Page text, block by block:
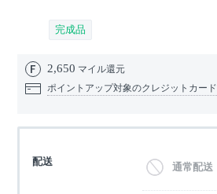
完成品
2,650 マイル還元
ポイントアップ対象のクレジットカード
配送 通常配送